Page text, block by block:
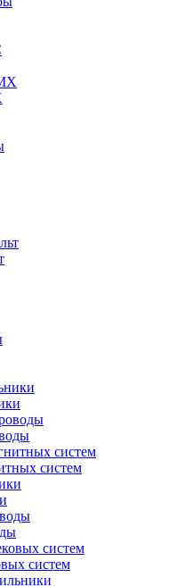
систем
систем